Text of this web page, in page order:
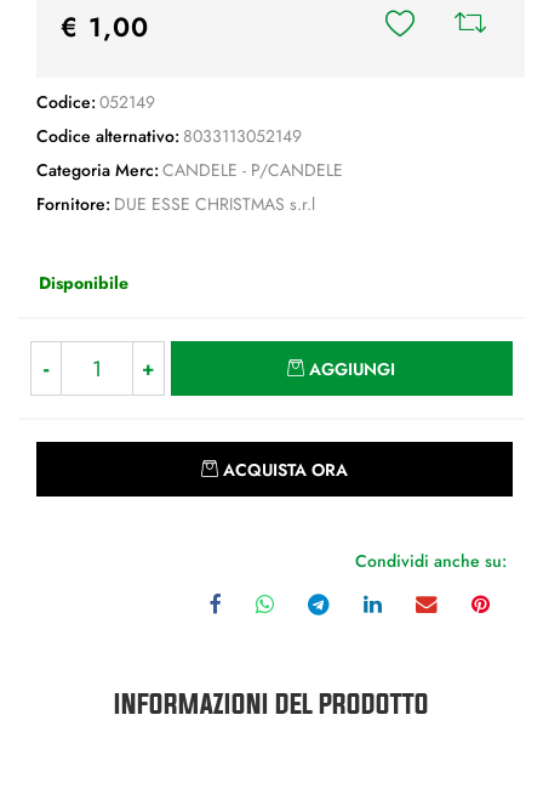
€ 1,00
Codice: 052149
Codice alternativo: 8033113052149
Categoria Merc: CANDELE - P/CANDELE
Fornitore: DUE ESSE CHRISTMAS s.r.l
Disponibile
AGGIUNGI
ACQUISTA ORA
Condividi anche su:
INFORMAZIONI DEL PRODOTTO